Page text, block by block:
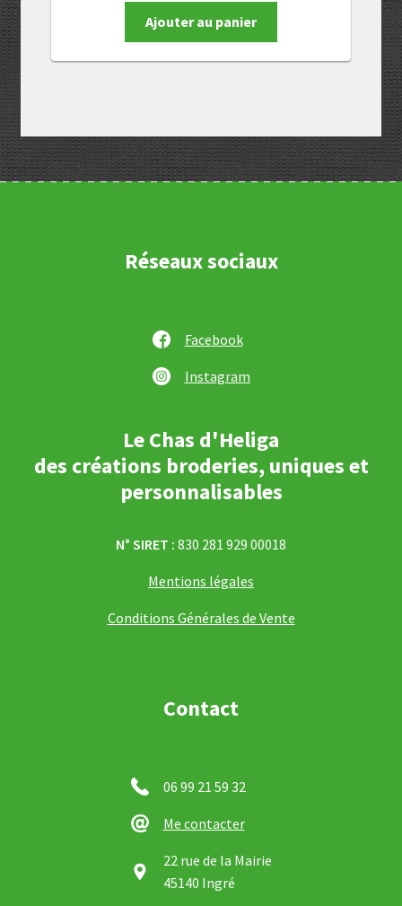
Ajouter au panier
Réseaux sociaux
Facebook
Instagram
Le Chas d'Heliga
des créations broderies, uniques et
personnalisables
N° SIRET : 830 281 929 00018
Mentions légales
Conditions Générales de Vente
Contact
06 99 21 59 32
Me contacter
22 rue de la Mairie
45140 Ingré